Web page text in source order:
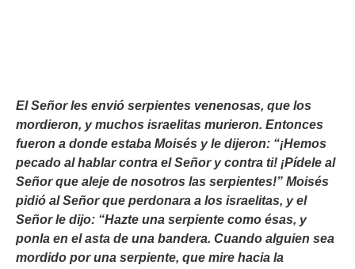
El Señor les envió serpientes venenosas, que los
mordieron, y muchos israelitas murieron. Entonces
fueron a donde estaba Moisés y le dijeron: “¡Hemos
pecado al hablar contra el Señor y contra ti! ¡Pídele al
Señor que aleje de nosotros las serpientes!” Moisés
pidió al Señor que perdonara a los israelitas, y el
Señor le dijo: “Hazte una serpiente como ésas, y
ponla en el asta de una bandera. Cuando alguien sea
mordido por una serpiente, que mire hacia la